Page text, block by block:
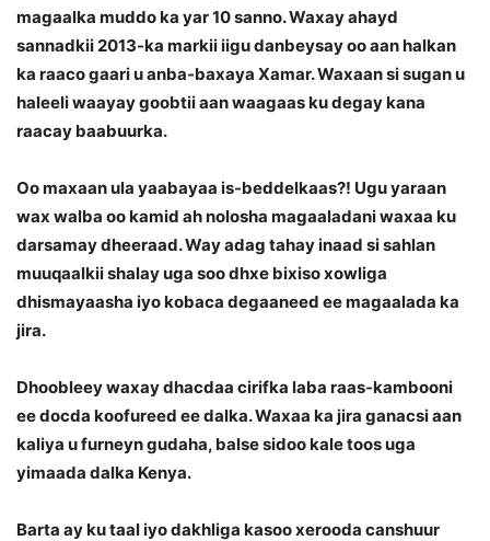
magaalka muddo ka yar 10 sanno. Waxay ahayd
sannadkii 2013-ka markii iigu danbeysay oo aan halkan
ka raaco gaari u anba-baxaya Xamar. Waxaan si sugan u
haleeli waayay goobtii aan waagaas ku degay kana
raacay baabuurka.
Oo maxaan ula yaabayaa is-beddelkaas?! Ugu yaraan
wax walba oo kamid ah nolosha magaaladani waxaa ku
darsamay dheeraad. Way adag tahay inaad si sahlan
muuqaalkii shalay uga soo dhxe bixiso xowliga
dhismayaasha iyo kobaca degaaneed ee magaalada ka
jira.
Dhoobleey waxay dhacdaa cirifka laba raas-kambooni
ee docda koofureed ee dalka. Waxaa ka jira ganacsi aan
kaliya u furneyn gudaha, balse sidoo kale toos uga
yimaada dalka Kenya.
Barta ay ku taal iyo dakhliga kasoo xerooda canshuur